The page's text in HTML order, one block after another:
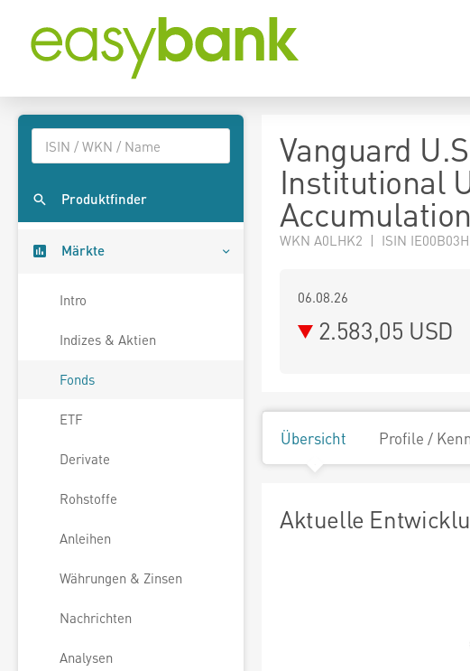
Produktfinder
Märkte
Intro
Indizes & Aktien
Fonds
ETF
Derivate
Rohstoffe
Anleihen
Währungen & Zinsen
Nachrichten
Analysen
Vanguard
Institutional
WKN A0LHK2 | ISIN
06.08.26
2.583,05 USD
Übersicht Profile /
Aktuelle